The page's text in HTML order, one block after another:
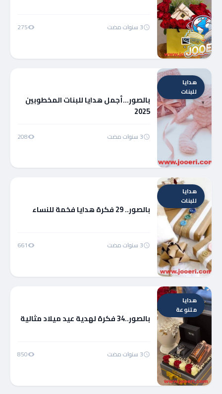
3 سنوات مضت 275
هدايا
للبنات
بالصور…أجمل هدايا للبنات المخطوبين
2025
3 سنوات مضت 208
هدايا
للبنات
بالصور.. 29 فكرة هدايا فخمة للنساء
3 سنوات مضت 661
هدايا
متنوعة
بالصور..34 فكرة لهدية عيد ميلاد مثالية
3 سنوات مضت 850